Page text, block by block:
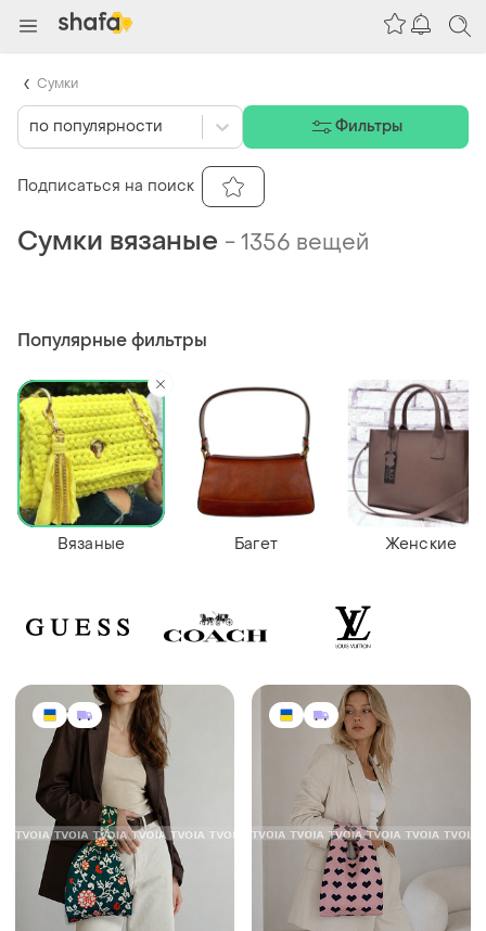
Сумки вязаные -1356 вещей
Популярные фильтры
Вязаные Багет Женские
по популярности Фильтры
Подписаться на поиск
Сумки